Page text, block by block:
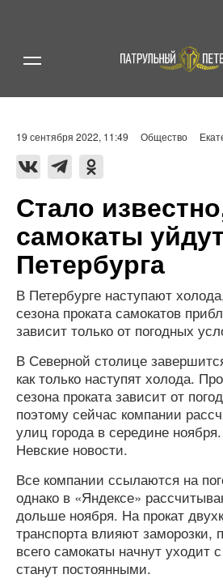
19 сентября 2022, 11:49 Общество
Стало
самокаты
Петербурга
В Петербурге наступают
сезона проката самокатов
зависит только от погодных
В Северной столице
как только наступят холода.
сезона проката зависит от
поэтому сейчас компании
улиц города в середине
Невские новости.
Все компании ссылаются на
однако в «Яндексе»
дольше ноября. На прокат
транспорта влияют заморозки,
всего самокаты начнут уходит
станут постоянными.